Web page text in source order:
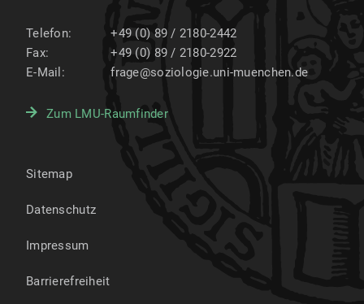
Telefon:
+49 (0) 89 / 2180-2442
Fax:
+49 (0) 89 / 2180-2922
E-Mail:
frage@soziologie.uni-muenchen.de
Zum LMU-Raumfinder
Sitemap
Datenschutz
Impressum
Barrierefreiheit